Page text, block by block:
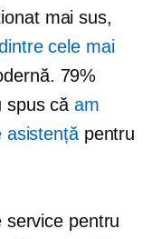
mai sus,
cele mai
79%
spus căam
pentru
service pentru